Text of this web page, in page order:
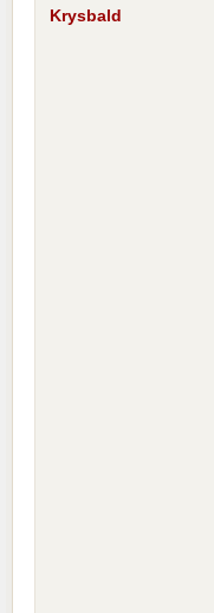
Krysbald